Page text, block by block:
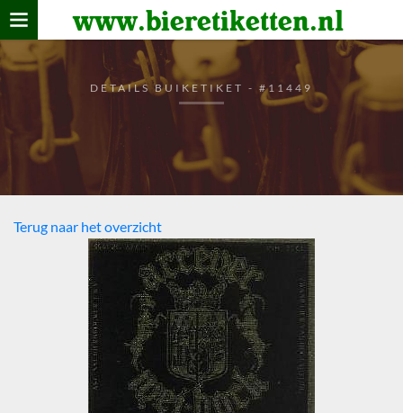
www.bieretiketten.nl
Home
verzamelen
De bierkaart
Bezoekers
DETAILS BUIKETIKET - #11449
Terug naar het overzicht